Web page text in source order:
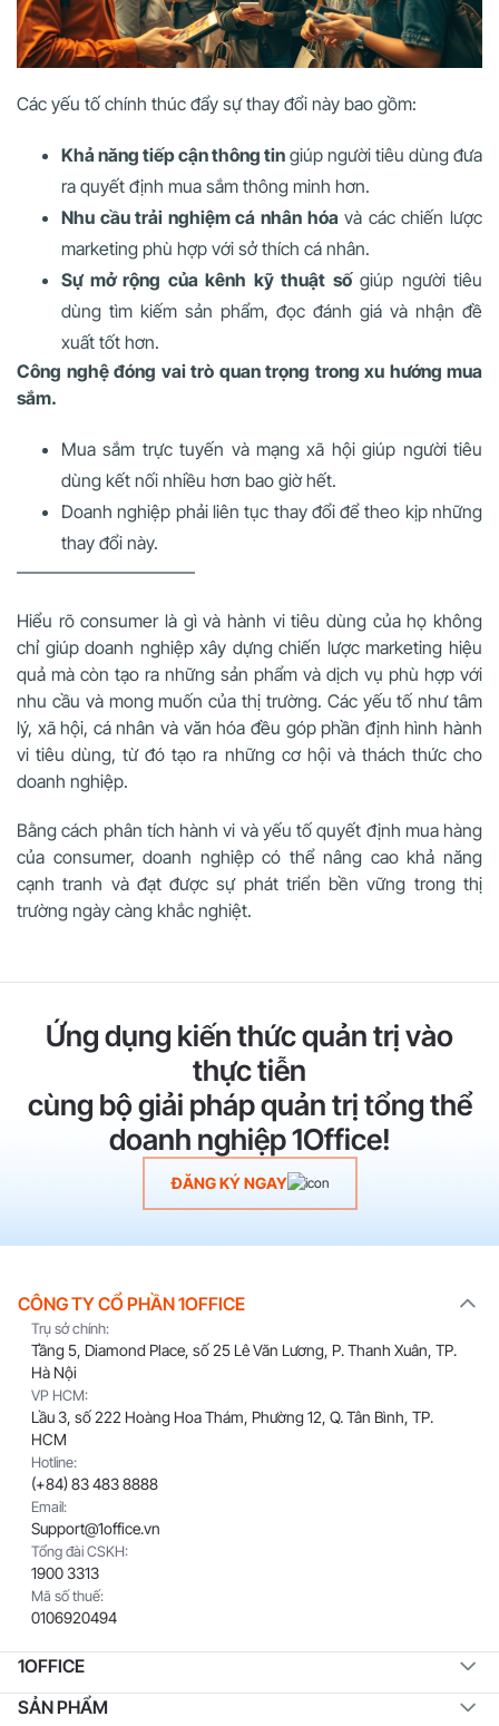
Các yếu tố chính thúc đẩy sự thay đổi này bao gồm:
Khả năng tiếp cận thông tin giúp người tiêu dùng đưa
ra quyết định mua sắm thông minh hơn.
Nhu cầu trải nghiệm cá nhân hóa và các chiến lược
marketing phù hợp với sở thích cá nhân.
Sự mở rộng của kênh kỹ thuật sốgiúp người tiêu
dùng tìm kiếm sản phẩm, đọc đánh giá và nhận đề
xuất tốt hơn.
Công nghệ đóng vai trò quan trọng trong xu hướng mua
sắm.
Mua sắm trực tuyến và mạng xã hội giúp người tiêu
dùng kết nối nhiều hơn bao giờ hết.
Doanh nghiệp phải liên tục thay đổi để theo kịp những
thay đổi này.
——————————
Hiểu rõ consumer là gì và hành vi tiêu dùng của họ không
chỉ giúp doanh nghiệp xây dựng chiến lược marketing hiệu
quả mà còn tạo ra những sản phẩm và dịch vụ phù hợp với
nhu cầu và mong muốn của thị trường. Các yếu tố như tâm
lý, xã hội, cá nhân và văn hóa đều góp phần định hình hành
vi tiêu dùng, từ đó tạo ra những cơ hội và thách thức cho
doanh nghiệp.
Bằng cách phân tích hành vi và yếu tố quyết định mua hàng
của consumer, doanh nghiệp có thể nâng cao khả năng
cạnh tranh và đạt được sự phát triển bền vững trong thị
trường ngày càng khắc nghiệt.
Ứng dụng kiến thức quản trị vào
thực tiễn
cùng bộ giải pháp quản trị tổng thể
doanh nghiệp 1Office!
ĐĂNG KÝ NGAY
CÔNG TY CỔ PHẦN 1OFFICE
Trụ sở chính:
Tầng 5, Diamond Place, số 25 Lê Văn Lương, P. Thanh Xuân, TP.
Hà Nội
VP HCM:
Lầu 3, số 222 Hoàng Hoa Thám, Phường 12, Q. Tân Bình, TP.
HCM
Hotline:
(+84) 83 483 8888
Email:
Support@1office.vn
Tổng đài CSKH:
1900 3313
Mã số thuế:
0106920494
1OFFICE
SẢN PHẨM